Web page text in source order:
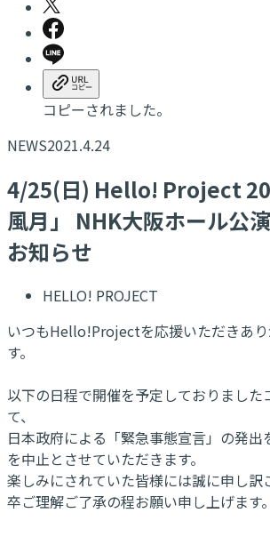
コピーされました。
NEWS2021.4.24
4/25(日) Hello! Project
風月」 NHK大阪ホール公
お知らせ
HELLO! PROJECT
いつもHello!Projectを応援いただきあ
す。
以下の日程で開催を予定しておりました
て、
日本政府による「緊急事態宣言」の発出
を中止とさせていただきます。
楽しみにされていた皆様には誠に申し訳
卒ご理解ご了承の程お願い申し上げます。